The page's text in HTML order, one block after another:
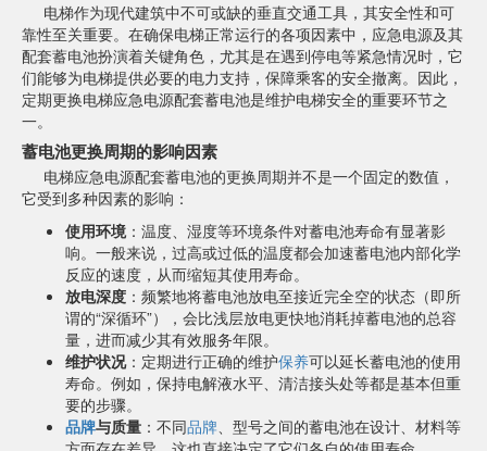
电梯作为现代建筑中不可或缺的垂直交通工具，其安全性和可
靠性至关重要。在确保电梯正常运行的各项因素中，应急电源及其
配套蓄电池扮演着关键角色，尤其是在遇到停电等紧急情况时，它
们能够为电梯提供必要的电力支持，保障乘客的安全撤离。因此，
定期更换电梯应急电源配套蓄电池是维护电梯安全的重要环节之
一。
蓄电池更换周期的影响因素
电梯应急电源配套蓄电池的更换周期并不是一个固定的数值，
它受到多种因素的影响：
使用环境 ：温度、湿度等环境条件对蓄电池寿命有显著影
响。一般来说，过高或过低的温度都会加速蓄电池内部化学
反应的速度，从而缩短其使用寿命。
放电深度 ：频繁地将蓄电池放电至接近完全空的状态（即所
谓的“深循环”），会比浅层放电更快地消耗掉蓄电池的总容
量，进而减少其有效服务年限。
维护状况：定期进行正确的维护保养可以延长蓄电池的使用
寿命。例如，保持电解液水平、清洁接头处等都是基本但重
要的步骤。
品牌与质量 ：不同品牌、型号之间的蓄电池在设计、材料等